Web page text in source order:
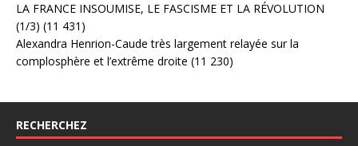
LA FRANCE INSOUMISE, LE FASCISME ET LA RÉVOLUTION
(1/3) (11 431)
Alexandra Henrion-Caude très largement relayée sur la
complosphère et l’extrême droite (11 230)
RECHERCHEZ